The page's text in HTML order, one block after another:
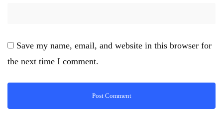
Save my name, email, and website in this browser for
the next time I comment.